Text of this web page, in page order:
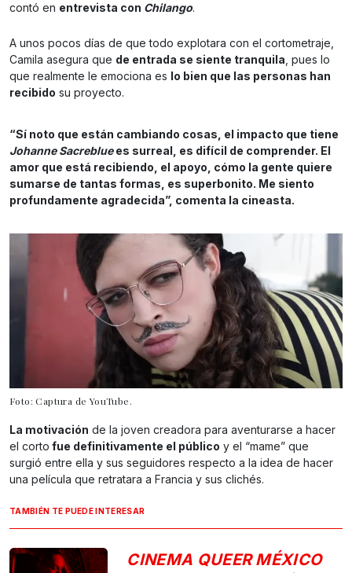
contó en entrevista con Chilango.
A unos pocos días de que todo explotara con el cortometraje,
Camila asegura que de entrada se siente tranquila , pues lo
que realmente le emociona es lo bien que las personas han
recibido su proyecto.
“Sí noto que están cambiando cosas, el impacto que tiene
Johanne Sacrebluees surreal, es difícil de comprender. El
amor que está recibiendo, el apoyo, cómo la gente quiere
sumarse de tantas formas, es superbonito. Me siento
profundamente agradecida”, comenta la cineasta.
Foto: Captura de YouTube.
La motivación de la joven creadora para aventurarse a hacer
el corto fue definitivamente el público y el “mame” que
surgió entre ella y sus seguidores respecto a la idea de hacer
una película que retratara a Francia y sus clichés.
TAMBIÉN TE PUEDE INTERESAR
CINEMA QUEER MÉXICO